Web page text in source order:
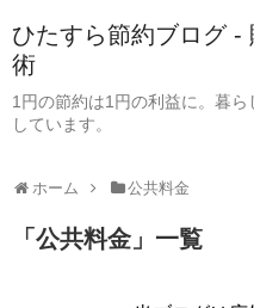
ひたすら節約ブログ -
術
1円の節約は1円の利益に。暮
しています。
ホーム 公共料金
「 公共料金 」 一覧